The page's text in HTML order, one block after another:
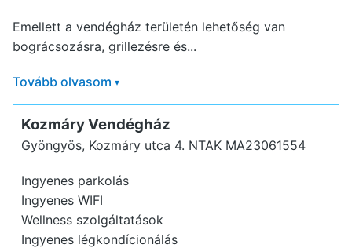
Emellett a vendégház területén lehetőség van
bográcsozásra, grillezésre és...
Tovább olvasom ▾
Kozmáry Vendégház
Gyöngyös, Kozmáry utca 4. NTAK MA23061554
Ingyenes parkolás
Ingyenes WIFI
Wellness szolgáltatások
Ingyenes légkondícionálás